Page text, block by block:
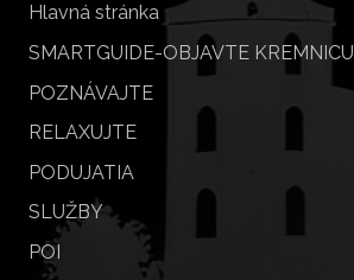
Hlavná stránka
SMARTGUIDE-OBJAVTE KREMNICU
POZNÁVAJTE
RELAXUJTE
PODUJATIA
SLUŽBY
POI